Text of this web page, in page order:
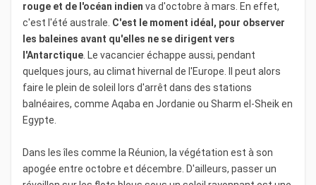
rouge et de l'océan indien va d'octobre à mars. En effet,
c'est l'été australe. C'est le moment idéal, pour observer
les baleines avant qu'elles ne se dirigent vers
l'Antarctique. Le vacancier échappe aussi, pendant
quelques jours, au climat hivernal de l'Europe. Il peut alors
faire le plein de soleil lors d'arrêt dans des stations
balnéaires, comme Aqaba en Jordanie ou Sharm el-Sheik en
Egypte.
Dans les îles comme la Réunion, la végétation est à son
apogée entre octobre et décembre. D'ailleurs, passer un